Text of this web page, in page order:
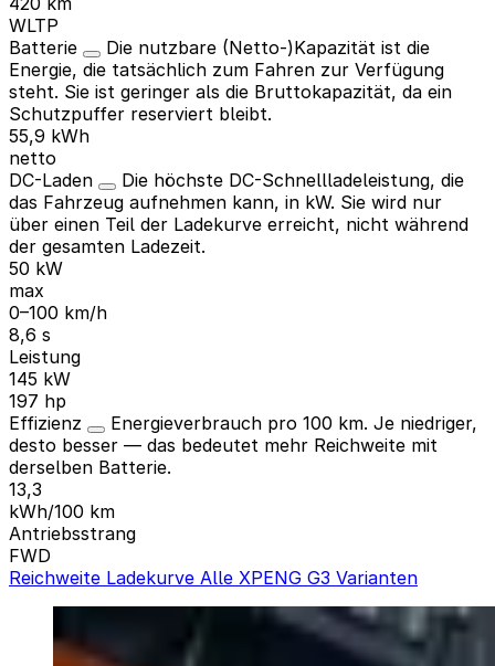
WLTP
Batterie
Die nutzbare (Netto-)Kapazität ist die
Energie, die tatsächlich zum Fahren zur Verfügung
steht. Sie ist geringer als die Bruttokapazität, da ein
Schutzpuffer reserviert bleibt.
55,9 kWh
netto
DC-Laden
Die höchste DC-Schnellladeleistung, die
das Fahrzeug aufnehmen kann, in kW. Sie wird nur
über einen Teil der Ladekurve erreicht, nicht während
der gesamten Ladezeit.
50 kW
max
0–100 km/h
8,6 s
Leistung
145 kW
197 hp
Effizienz
Energieverbrauch pro 100 km. Je niedriger,
desto besser — das bedeutet mehr Reichweite mit
derselben Batterie.
13,3
kWh/100 km
Antriebsstrang
FWD
Reichweite Ladekurve Alle XPENG G3 Varianten